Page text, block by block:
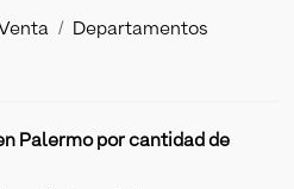
Departamentos
Palermo por cantidad de